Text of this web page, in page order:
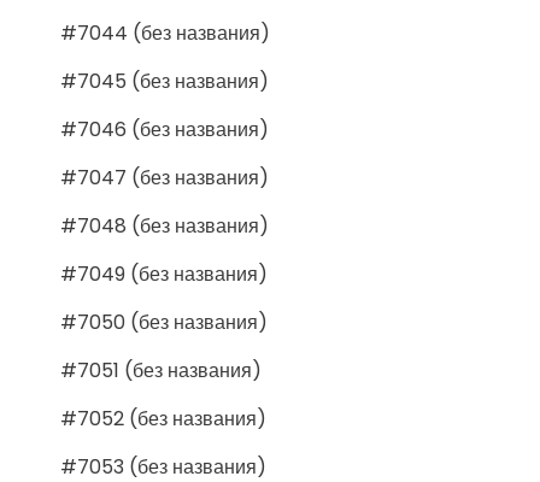
#7044 (без названия)
#7045 (без названия)
#7046 (без названия)
#7047 (без названия)
#7048 (без названия)
#7049 (без названия)
#7050 (без названия)
#7051 (без названия)
#7052 (без названия)
#7053 (без названия)